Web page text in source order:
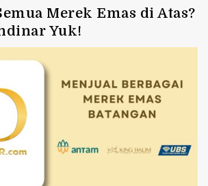
Merek Emas di Atas?
Yuk!